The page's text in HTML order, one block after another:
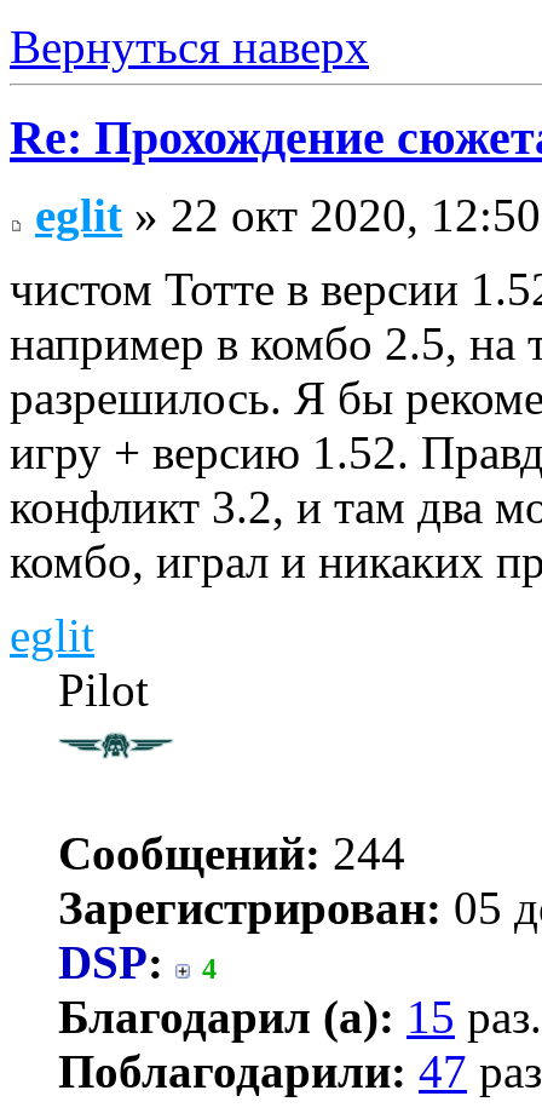
Вернуться наверх
Re: Прохождение
eglit » 22 окт 2020, 12:50
чистом Тотте в версии
например в комбо 2.5, на
разрешилось. Я бы
игру + версию 1.52.
конфликт 3.2, и там два
комбо, играл и никаких
eglit
Pilot
Сообщений: 244
Зарегистрирован: 05
DSP: 4
Благодарил (а): 15 раз.
Поблагодарили: 47